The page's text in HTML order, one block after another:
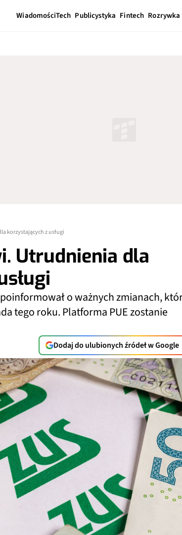
WiadomościTech Publicystyka Fintech Rozrywka
korzystających z usługi
Utrudnienia dla
o ważnych zmianach,
tego roku. Platforma PUE zostanie
Dodaj do ulubionych źródeł w Google